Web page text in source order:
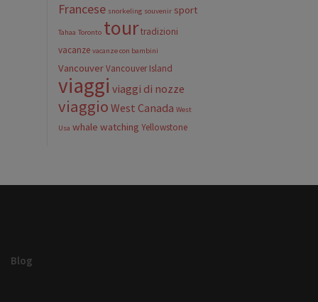
Francese snorkeling souvenir sport
Tahaa Toronto tourtradizioni
vacanze vacanze con bambini
VancouverVancouver Island
viaggi viaggi di nozze
viaggio West Canada West
Usa whale watching Yellowstone
Blog